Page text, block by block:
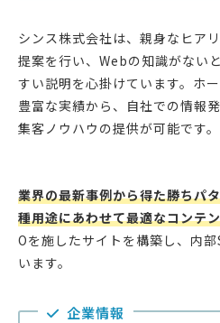
シンス株式会社は、親身なヒア
提案を行い、Webの知識がない
すい説明を心掛けています。ホ
豊富な実績から、自社での情報
集客ノウハウの提供が可能です。
業界の最新事例から得た勝ちパ
種用途にあわせて最適なコンテ
Oを施したサイトを構築し、内
います。
企業情報